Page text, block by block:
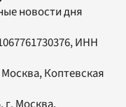
новости дня
ИНН
Коптевская